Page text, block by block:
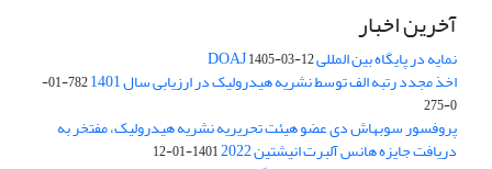
آخرین اخبار
نمایه در پایگاه بین المللی DOAJ1405-03-12
اخذ مجدد رتبه الف توسط نشریه هیدرولیک در ارزیابی سال 1401
782-01-
0-275
پروفسور سوبهاش دی عضو هیئت تحریریه نشریه هیدرولیک، مفتخر به
دریافت جایزه هانس آلبرت انیشتین 2022 1401-01-12